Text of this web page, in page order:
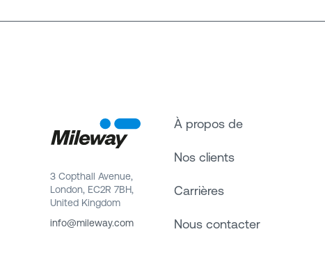
3 Copthall Avenue,
London, EC2R 7BH,
United Kingdom
info@mileway.com
À propos de
Nos clients
Carrières
Nous contacter